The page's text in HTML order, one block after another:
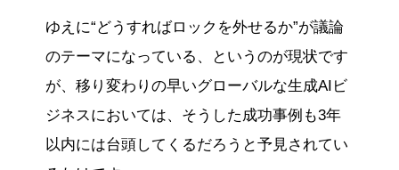
ゆえに“どうすればロックを外せるか”が議論
のテーマになっている、というのが現状です
が、移り変わりの早いグローバルな生成AIビ
ジネスにおいては、そうした成功事例も3年
以内には台頭してくるだろうと予見されてい